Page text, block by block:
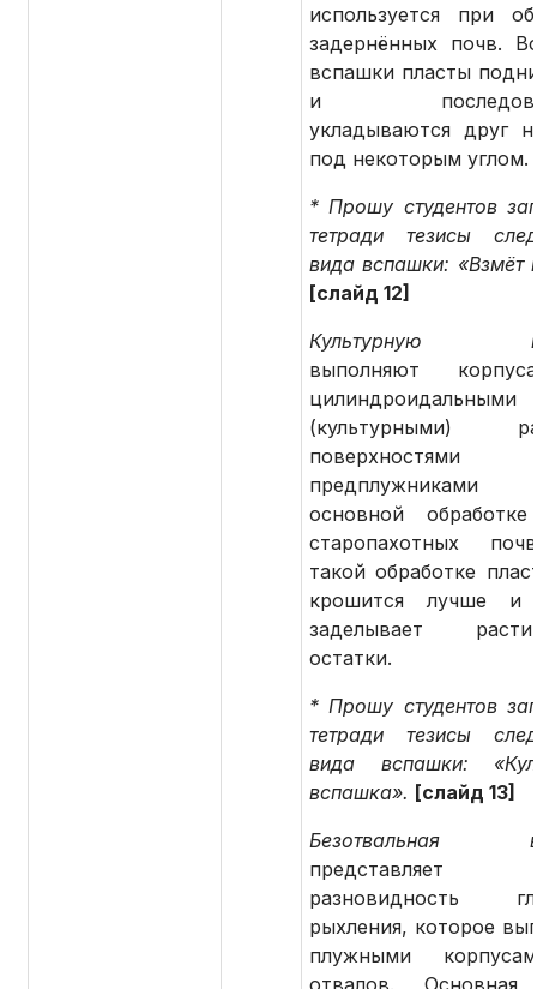
используется при
задернённых почв.
вспашки пласты
и
укладываются друг
под некоторым углом.
* Прошу студентов
тетради тезисы
вида вспашки: «Взмёт
[слайд 12]
Культурную
выполняют
цилиндроидальными
(культурными)
основной обработке
старопахотных
такой обработке
крошится лучше и
заделывает
остатки.
* Прошу студентов
тетради тезисы
вида вспашки:
вспашка». [слайд 13]
Безотвальная
представляет
разновидность
рыхления, которое
плужными